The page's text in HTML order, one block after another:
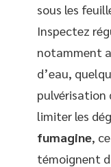
sous les
Inspectez
notamment
d’eau,
pulvérisation
limiter les
fumagine,
témoignent